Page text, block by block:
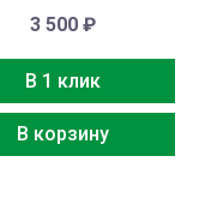
3 500₽
В 1 клик
В корзину